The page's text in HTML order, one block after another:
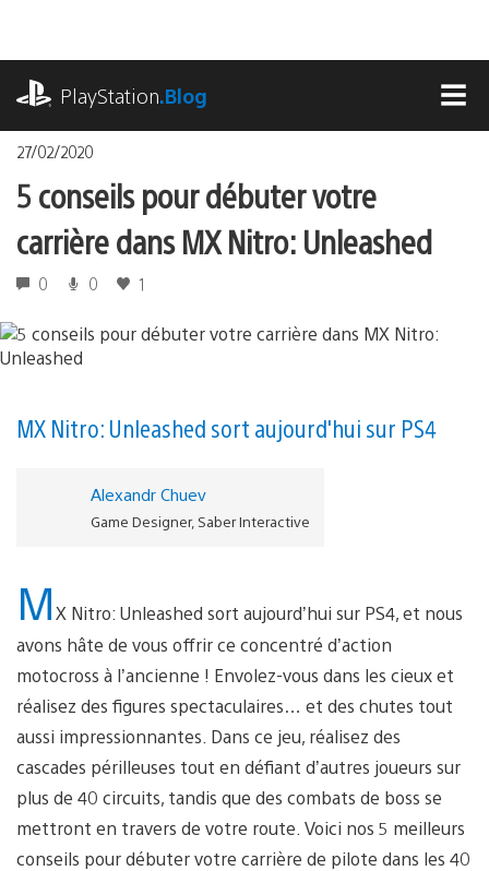
contenu
PlayStation.Blog
27/02/2020
5 conseils pour débuter votre
carrière dans MX Nitro: Unleashed
0 0 1
MX Nitro: Unleashed sort aujourd'hui sur PS4
Alexandr Chuev
Game Designer, Saber Interactive
MX Nitro: Unleashed sort aujourd’hui sur PS4, et nous
avons hâte de vous offrir ce concentré d’action
motocross à l’ancienne ! Envolez-vous dans les cieux et
réalisez des figures spectaculaires… et des chutes tout
aussi impressionnantes. Dans ce jeu, réalisez des
cascades périlleuses tout en défiant d’autres joueurs sur
plus de 40 circuits, tandis que des combats de boss se
mettront en travers de votre route. Voici nos 5 meilleurs
conseils pour débuter votre carrière de pilote dans les 40